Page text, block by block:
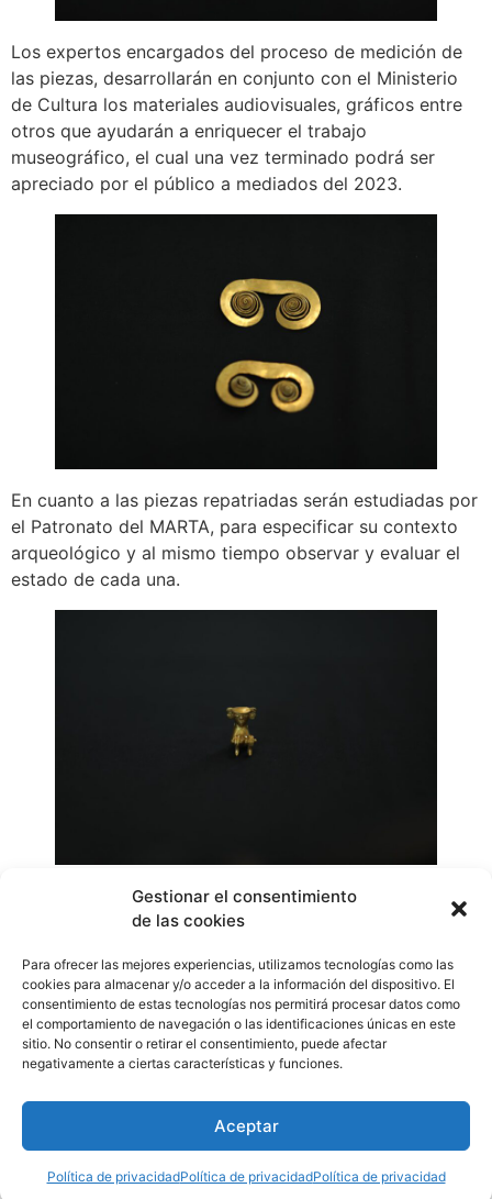
Gestionar el consentimiento
de las cookies
Para ofrecer las mejores experiencias, utilizamos tecnologías como las
cookies para almacenar y/o acceder a la información del dispositivo. El
consentimiento de estas tecnologías nos permitirá procesar datos como
el comportamiento de navegación o las identificaciones únicas en este
sitio. No consentir o retirar el consentimiento, puede afectar
negativamente a ciertas características y funciones.
Aceptar
Política de privacidadPolítica de privacidadPolítica de privacidad
Los expertos encargados del proceso de medición de
las piezas, desarrollarán en conjunto con el Ministerio
de Cultura los materiales audiovisuales, gráficos entre
otros que ayudarán a enriquecer el trabajo
museográfico, el cual una vez terminado podrá ser
apreciado por el público a mediados del 2023.
En cuanto a las piezas repatriadas serán estudiadas por
el Patronato del MARTA, para especificar su contexto
arqueológico y al mismo tiempo observar y evaluar el
estado de cada una.
“Ya hay unos diseños esquemáticos que se plasmarán
en planos de construcción más que todo producirlo e
Croquis Cultura de Barcelona, España; contratada por el
Consorcio Cen, para darle cuso a esta fase”, puntualizó
la directora Nacional de Museos.
WhatsApp
Compartir
exposicion,museo
remodelacion